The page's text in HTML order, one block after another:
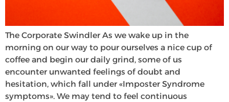
The Corporate Swindler As we wake up in the
morning on our way to pour ourselves a nice cup of
coffee and begin our daily grind, some of us
encounter unwanted feelings of doubt and
hesitation, which fall under «Imposter Syndrome
symptoms». We may tend to feel continuous